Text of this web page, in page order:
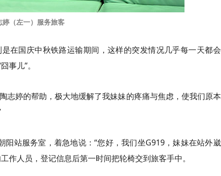
婷（左一）服务旅客
在国庆中秋铁路运输期间，这样的突发情况几乎每一天都
事儿”。
志婷的帮助，极大地缓解了我妹妹的疼痛与焦虑，使我们原
站服务室，着急地说：“您好，我们坐G919，妹妹在站外
作人员，登记信息后第一时间把轮椅交到旅客手中。